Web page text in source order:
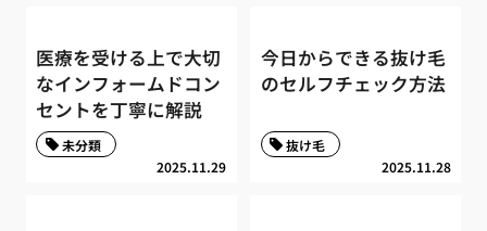
医療を受ける上で大切
なインフォームドコン
セントを丁寧に解説
2025.11.29
未分類
今日からできる抜け毛
のセルフチェック方法
2025.11.28
抜け毛